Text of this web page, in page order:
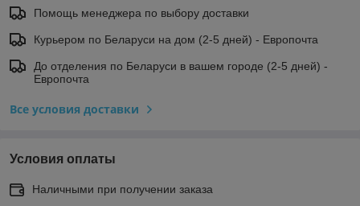
Помощь менеджера по выбору доставки
Курьером по Беларуси на дом (2-5 дней) - Европочта
До отделения по Беларуси в вашем городе (2-5 дней) -
Европочта
Все условия доставки
Условия оплаты
Наличными при получении заказа